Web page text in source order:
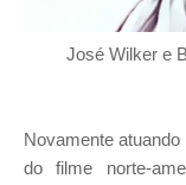
José Wilker e
Novamente
do filme norte-